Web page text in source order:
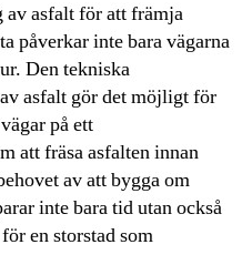
av asfalt för att främja
påverkar inte bara vägarna
Den tekniska
asfalt gör det möjligt för
på ett
att fräsa asfalten innan
av att bygga om
inte bara tid utan också
en storstad som